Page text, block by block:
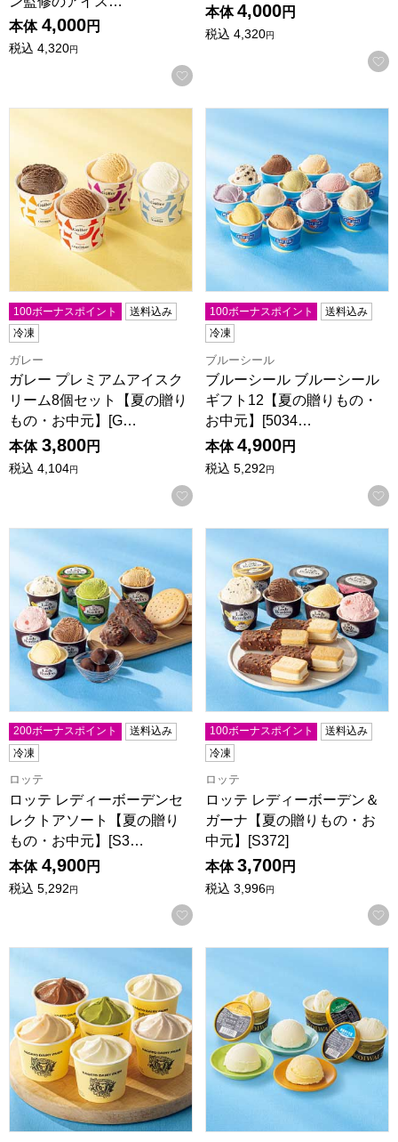
本体 4,000円
税込 4,320円
お気に入りに登録する
本体 4,000円
税込 4,320円
100ボーナスポイント
送料込み
冷凍
ガレー
ガレー プレミアムアイスク
リーム8個セット【夏の贈り
もの・お中元】[G…
本体 3,800円
税込 4,104円
お気に入りに登録する
100ボーナスポイント
送料込み
冷凍
ブルーシール
ブルーシール ブルーシール
ギフト12【夏の贈りもの・
お中元】[5034…
本体 4,900円
税込 5,292円
ロッテ レディーボーデンセレクトアソート【夏の贈りもの
200ボーナスポイント
送料込み
冷凍
ロッテ
ロッテ レディーボーデンセ
レクトアソート【夏の贈り
もの・お中元】[S3…
本体 4,900円
税込 5,292円
お気に入りに登録する
ロッテ レディーボーデン＆
100ボーナスポイント
送料込み
冷凍
ロッテ
ロッテ レディーボーデン＆
ガーナ【夏の贈りもの・お
中元】[S372]
本体 3,700円
税込 3,996円